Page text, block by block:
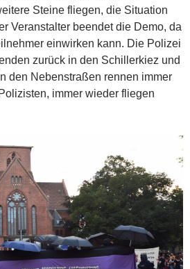
Steine fliegen, die Situation
Veranstalter beendet die Demo, da
einwirken kann. Die Polizei
zurück in den Schillerkiez und
den Nebenstraßen rennen immer
immer wieder fliegen